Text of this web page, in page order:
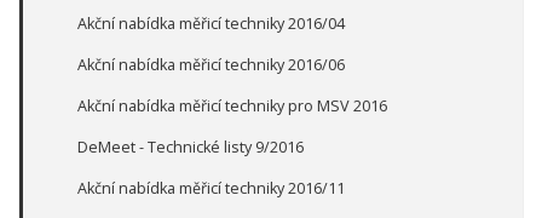
Akční nabídka měřicí techniky 2016/04
Akční nabídka měřicí techniky 2016/06
Akční nabídka měřicí techniky pro MSV 2016
DeMeet - Technické listy 9/2016
Akční nabídka měřicí techniky 2016/11